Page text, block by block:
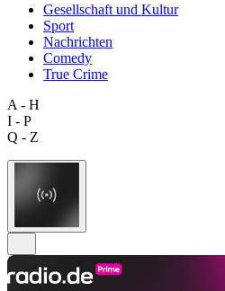
Gesellschaft und Kultur
Sport
Nachrichten
Comedy
True Crime
A - H
I - P
Q - Z